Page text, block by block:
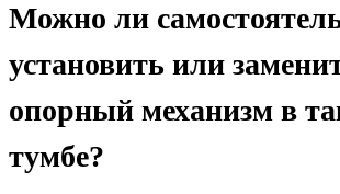
Можно ли
установить или
опорный механизм в
тумбе?